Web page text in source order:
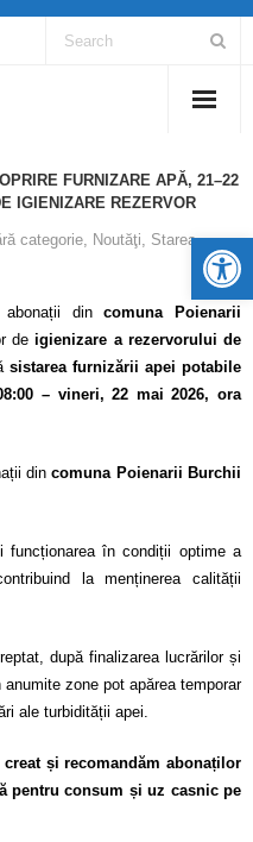
FURNIZARE APĂ, 21–22
IGIENIZARE REZERVOR
categorie, Noutăţi, Starea
abonații dincomuna Poienarii
deigienizare a rezervorului de
sistarea furnizării apei potabile
– vineri, 22 mai 2026, ora
dincomuna Poienarii Burchii
funcționarea în condiții optime a
la menținerea calității
după finalizarea lucrărilor și
zone pot apărea temporar
ale turbidității apei.
și recomandăm abonaților
pentru consum și uz casnic pe